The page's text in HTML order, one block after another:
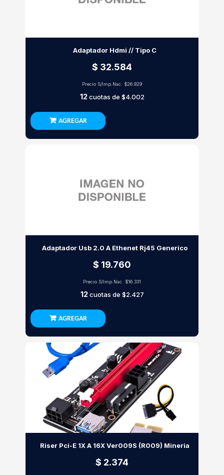
Adaptador Hdmi // Tipo C
$ 32.584
Precio S/Imp.Nac. $26.929
12cuotas de $4.002
AGREGAR
Adaptador Usb 2.0 A Ethenet Rj45 Generico
$ 19.760
Precio S/Imp.Nac. $16.331
12cuotas de $2.427
AGREGAR
Riser Pci-E 1X A 16X Ver009S (R009) Mineria
$ 2.374